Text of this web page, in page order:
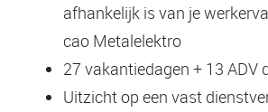
afhankelijk is van je
cao Metalelektro
27 vakantiedagen + 13 ADV
Uitzicht op een vast